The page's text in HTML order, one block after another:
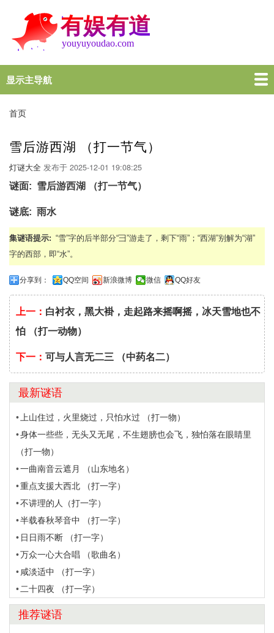
转
到
要
容
Main
navigation
显示主导航
首页
谜语大全
脑筋急转弯
歇后语
十万个为什么
一图一句
名言名句
十万个为什么
屑
首页
雪后游西湖 （打一节气）
灯谜大全 发布于 2025-12-01 19:08:25
谜面
雪后游西湖 （打一节气）
谜底 雨水
集谜语提示
“雪”字的后半部分“彐”游走了，剩下“雨”；“西湖”别解为“湖”
字的西部，即“水”。
分享到： QQ空间 新浪微博 微信 QQ好友
上一： 白衬衣，黑大褂，走起路来摇啊摇，冰天雪地也不
怕 （打一动物）
下一： 可与人言无二三 （中药名二）
最新谜语
上山住过，火里烧过，只怕水过 （打一物）
身体一些些，无头又无尾，不生翅膀也会飞，独怕落在眼睛里
（打一物）
一曲南音云遮月 （山东地名）
重点支援大西北 （打一字）
不讲理的人（打一字）
半载春秋琴音中 （打一字）
日日雨不断 （打一字）
万众一心大合唱 （歌曲名）
咸淡适中 （打一字）
二十四夜 （打一字）
推荐谜语